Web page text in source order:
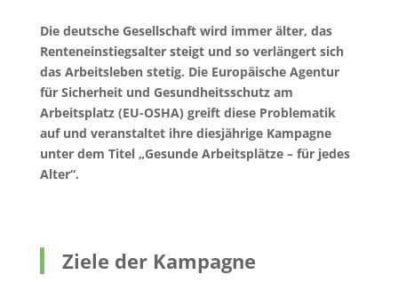
Die deutsche Gesellschaft wird immer älter, das
Renteneinstiegsalter steigt und so verlängert sich
das Arbeitsleben stetig. Die Europäische Agentur
für Sicherheit und Gesundheitsschutz am
Arbeitsplatz (EU-OSHA) greift diese Problematik
auf und veranstaltet ihre diesjährige Kampagne
unter dem Titel „Gesunde Arbeitsplätze – für jedes
Alter“.
Ziele der Kampagne